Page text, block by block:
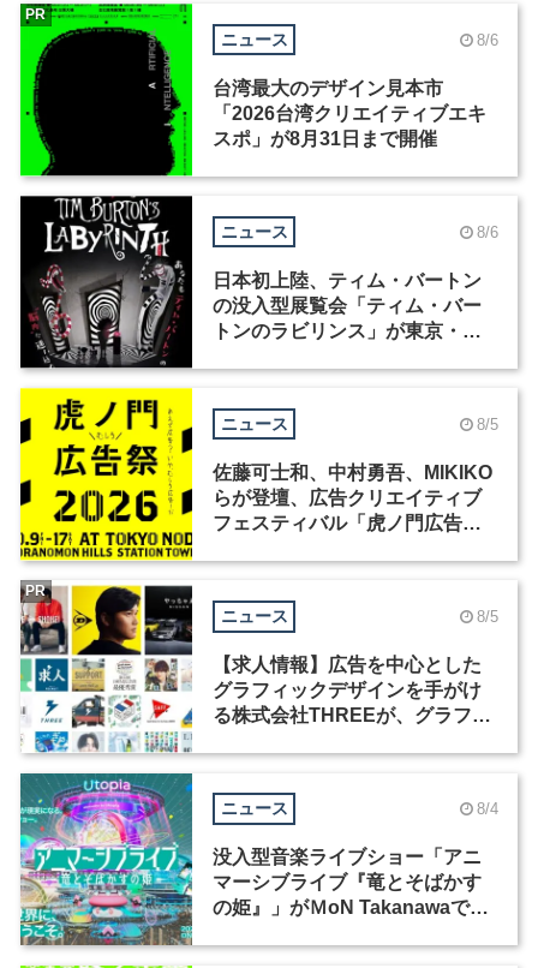
ニュース 8/6
台湾最大のデザイン見本市
「2026台湾クリエイティブエキ
スポ」が8月31日まで開催
PR
ニュース 8/6
日本初上陸、ティム・バートン
の没入型展覧会「ティム・バー
トンのラビリンス」が東京・豊
ニュース 8/5
佐藤可士和、中村勇吾、MIKIKO
らが登壇、広告クリエイティブ
フェスティバル「虎ノ門広告
ニュース 8/5
【求人情報】広告を中心とした
グラフィックデザインを手がけ
る株式会社THREEが、グラフィ
PR
ニュース 8/4
没入型音楽ライブショー「アニ
マーシブライブ『竜とそばかす
の姫』」がＭoN Takanawaで開